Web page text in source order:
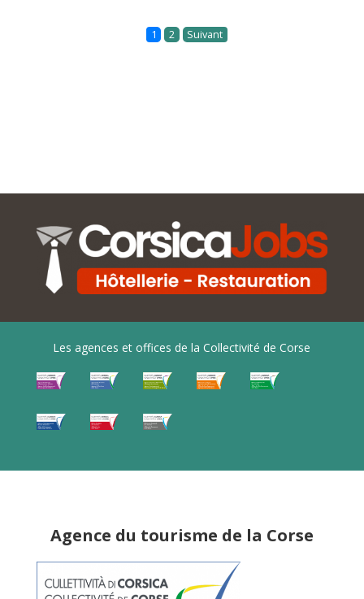
1 2 Suivant
Les agences et offices de la Collectivité de Corse
Agence du tourisme de la Corse